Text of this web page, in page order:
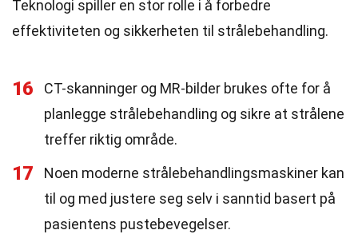
Teknologi spiller en stor rolle i å forbedre
effektiviteten og sikkerheten til strålebehandling.
16
CT-skanninger og MR-bilder brukes ofte for å
planlegge strålebehandling og sikre at strålene
treffer riktig område.
17
Noen moderne strålebehandlingsmaskiner kan
til og med justere seg selv i sanntid basert på
pasientens pustebevegelser.